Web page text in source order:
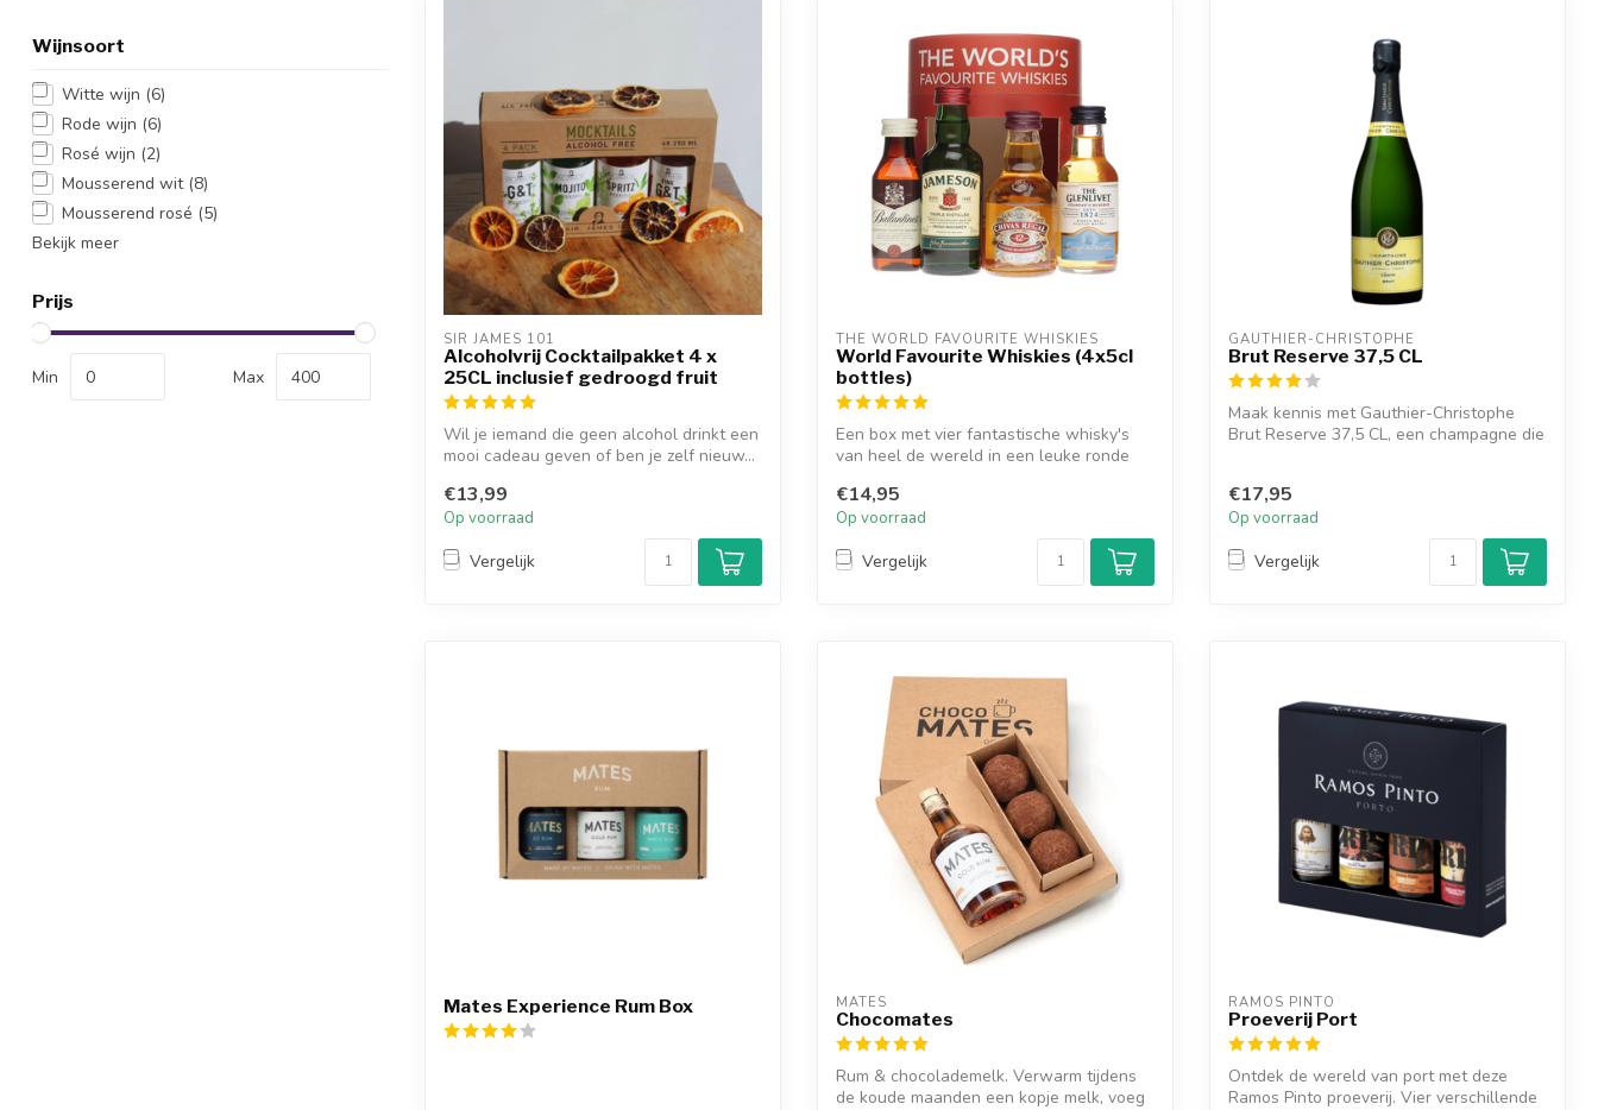
Wijnsoort
Witte wijn (6)
Rode wijn (6)
Rosé wijn (2)
Mousserend wit (8)
Mousserend rosé (5)
Bekijk meer
Prijs
Min Max
SIR JAMES 101
Alcoholvrij Cocktailpakket 4 x
25CL inclusief gedroogd fruit
Wil je iemand die geen alcohol drinkt een
mooi cadeau geven of ben je zelf nieuw...
€13,99
Op voorraad
Vergelijk
THE WORLD FAVOURITE WHISKIES
World Favourite Whiskies (4x5cl
bottles)
Een box met vier fantastische whisky's
van heel de wereld in een leuke ronde
€14,95
Op voorraad
Vergelijk
GAUTHIER-CHRISTOPHE
Brut Reserve 37,5 CL
Maak kennis met Gauthier-Christophe
Brut Reserve 37,5 CL, een champagne die
€17,95
Op voorraad
Vergelijk
Mates Experience Rum Box MATES
Chocomates
Rum & chocolademelk. Verwarm tijdens
de koude maanden een kopje melk, voeg
RAMOS PINTO
Proeverij Port
Ontdek de wereld van port met deze
Ramos Pinto proeverij. Vier verschillende